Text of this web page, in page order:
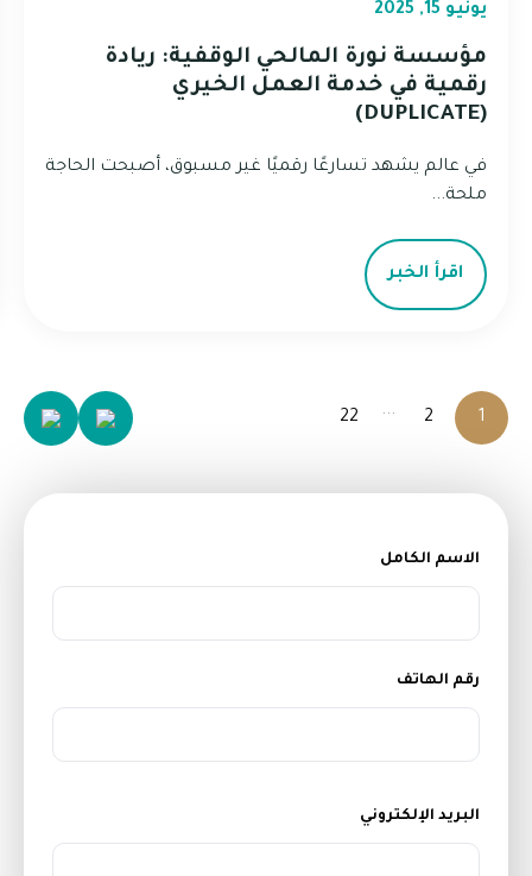
يونيو 15, 2025
مؤسسة نورة المالحي الوقفية: ريادة
رقمية في خدمة العمل الخيري
(DUPLICATE)
في عالم يشهد تسارعًا رقميًا غير مسبوق، أصبحت الحاجة
ملحة...
اقرأ الخبر
1
2
...
22
الاسم الكامل
رقم الهاتف
البريد الإلكتروني